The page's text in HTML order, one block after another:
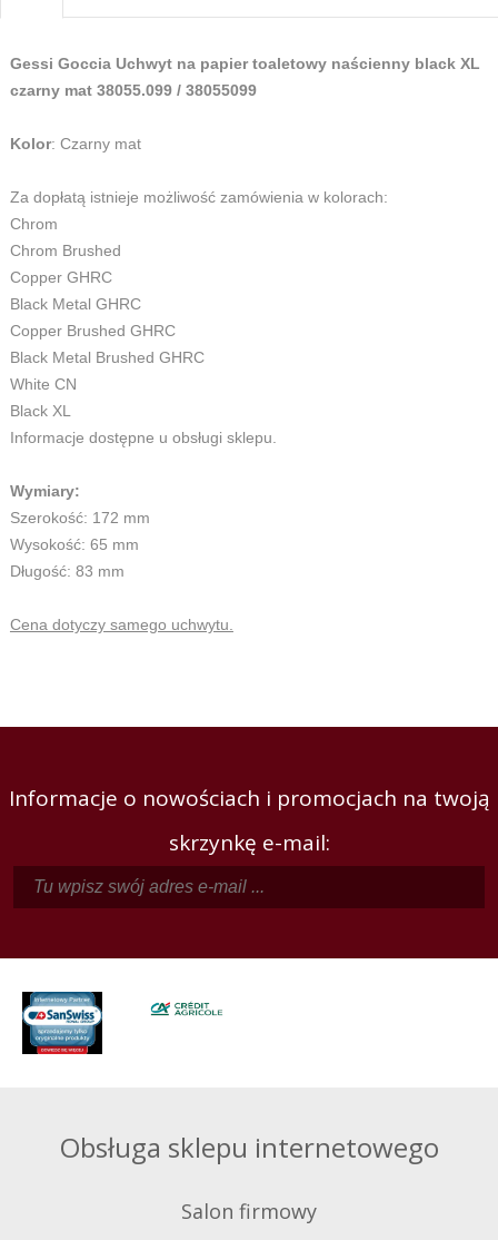
Gessi Goccia Uchwyt na papier toaletowy naścienny black XL
czarny mat 38055.099 / 38055099
Kolor: Czarny mat
Za dopłatą istnieje możliwość zamówienia w kolorach:
Chrom
Chrom Brushed
Copper GHRC
Black Metal GHRC
Copper Brushed GHRC
Black Metal Brushed GHRC
White CN
Black XL
Informacje dostępne u obsługi sklepu.
Wymiary:
Szerokość: 172 mm
Wysokość: 65 mm
Długość: 83 mm
Cena dotyczy samego uchwytu.
Informacje o nowościach i promocjach na twoją
skrzynkę e-mail:
Obsługa sklepu internetowego
Salon firmowy